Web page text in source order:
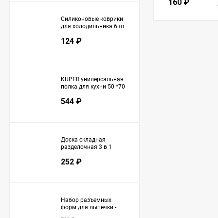
160 ₽
Силиконовые коврики
для холодильника 6шт
124 ₽
KUPER универсальная
полка для кухни 50 *70
544 ₽
Доска складная
разделочная 3 в 1
252 ₽
Набор разъемных
форм для выпечки -